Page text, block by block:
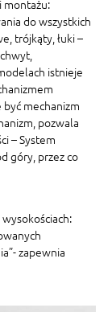
montażu:
do wszystkich
trójkąty, łuki –
istnieje
mechanizm
pozwala
– System
góry, przez co
zapewnia